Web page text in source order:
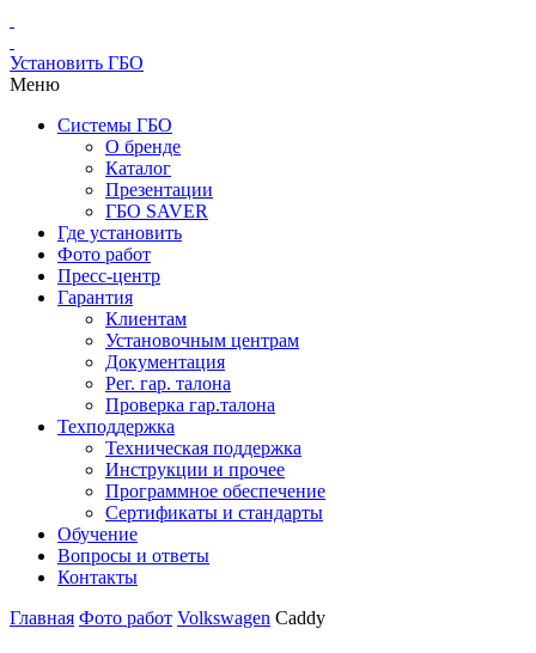
Установить ГБО
Меню
Системы ГБО
О бренде
Каталог
Презентации
ГБО SAVER
Где установить
Фото работ
Пресс-центр
Гарантия
Клиентам
Установочным центрам
Документация
Рег. гар. талона
Проверка гар.талона
Техподдержка
Техническая поддержка
Инструкции и прочее
Программное обеспечение
Сертификаты и стандарты
Обучение
Вопросы и ответы
Контакты
Главная Фото работ Volkswagen Caddy